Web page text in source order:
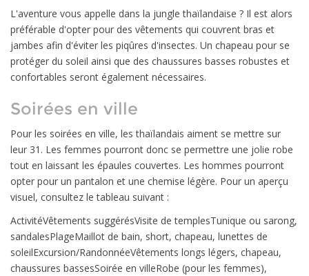
L'aventure vous appelle dans la jungle thaïlandaise ? Il est alors
préférable d'opter pour des vêtements qui couvrent bras et
jambes afin d'éviter les piqûres d'insectes. Un chapeau pour se
protéger du soleil ainsi que des chaussures basses robustes et
confortables seront également nécessaires.
Soirées en ville
Pour les soirées en ville, les thaïlandais aiment se mettre sur
leur 31. Les femmes pourront donc se permettre une jolie robe
tout en laissant les épaules couvertes. Les hommes pourront
opter pour un pantalon et une chemise légère. Pour un aperçu
visuel, consultez le tableau suivant :
ActivitéVêtements suggérésVisite de templesTunique ou sarong,
sandalesPlageMaillot de bain, short, chapeau, lunettes de
soleilExcursion/RandonnéeVêtements longs légers, chapeau,
chaussures bassesSoirée en villeRobe (pour les femmes),